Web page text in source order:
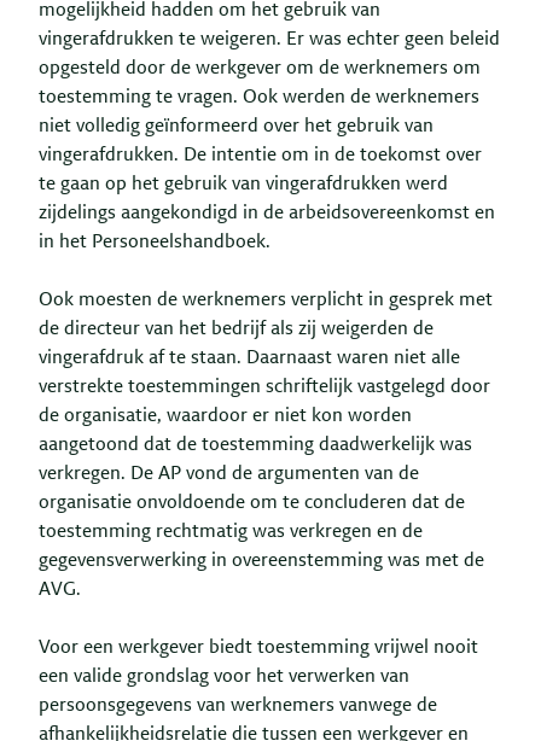
mogelijkheid hadden om het gebruik van
vingerafdrukken te weigeren. Er was echter geen beleid
opgesteld door de werkgever om de werknemers om
toestemming te vragen. Ook werden de werknemers
niet volledig geïnformeerd over het gebruik van
vingerafdrukken. De intentie om in de toekomst over
te gaan op het gebruik van vingerafdrukken werd
zijdelings aangekondigd in de arbeidsovereenkomst en
in het Personeelshandboek.
Ook moesten de werknemers verplicht in gesprek met
de directeur van het bedrijf als zij weigerden de
vingerafdruk af te staan. Daarnaast waren niet alle
verstrekte toestemmingen schriftelijk vastgelegd door
de organisatie, waardoor er niet kon worden
aangetoond dat de toestemming daadwerkelijk was
verkregen. De AP vond de argumenten van de
organisatie onvoldoende om te concluderen dat de
toestemming rechtmatig was verkregen en de
gegevensverwerking in overeenstemming was met de
AVG.
Voor een werkgever biedt toestemming vrijwel nooit
een valide grondslag voor het verwerken van
persoonsgegevens van werknemers vanwege de
afhankelijkheidsrelatie die tussen een werkgever en